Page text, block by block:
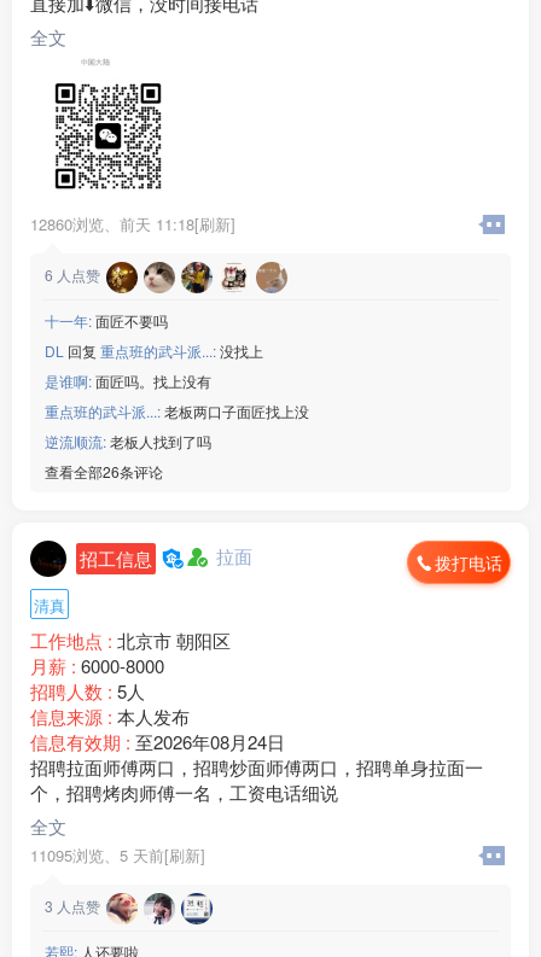
全文
12860浏览、 前天 11:18[刷新]
6 人点赞
十一年:面匠不要吗
DL 回复 重点班的武斗派...:没找上
是谁啊:面匠吗。找上没有
重点班的武斗派...:老板两口子面匠找上没
逆流顺流:老板人找到了吗
查看全部26条评论
招工信息 拉面 拨打电话
清真
工作地点 : 北京市 朝阳区
月薪 : 6000-8000
招聘人数 : 5人
信息来源 : 本人发布
信息有效期 : 至2026年08月24日
招聘拉面师傅两口，招聘炒面师傅两口，招聘单身拉面一
个，招聘烤肉师傅一名，工资电话细说
全文
11095浏览、 5 天前[刷新]
3 人点赞
若熙: 人还要啦